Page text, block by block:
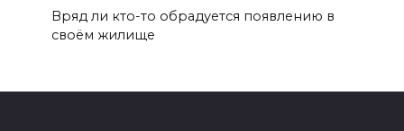
Вряд ли кто-то обрадуется появлению в
своём жилище